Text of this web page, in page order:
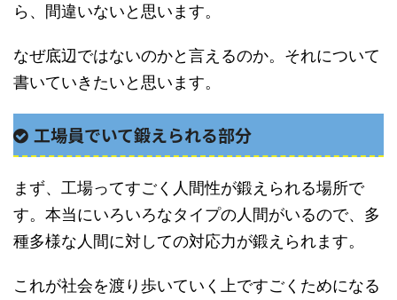
ら、間違いないと思います。
なぜ底辺ではないのかと言えるのか。それについて
書いていきたいと思います。
工場員でいて鍛えられる部分
まず、工場ってすごく人間性が鍛えられる場所で
す。本当にいろいろなタイプの人間がいるので、多
種多様な人間に対しての対応力が鍛えられます。
これが社会を渡り歩いていく上ですごくためになる